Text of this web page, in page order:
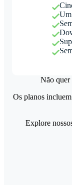
Um
Não quer
Os planos incluem
Explore